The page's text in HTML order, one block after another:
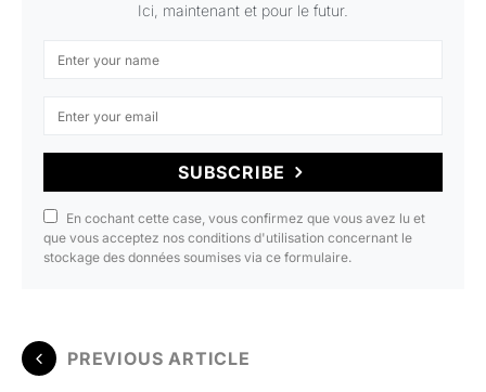
Ici, maintenant et pour le futur.
SUBSCRIBE
En cochant cette case, vous confirmez que vous avez lu et
que vous acceptez nos conditions d'utilisation concernant le
stockage des données soumises via ce formulaire.
PREVIOUS ARTICLE